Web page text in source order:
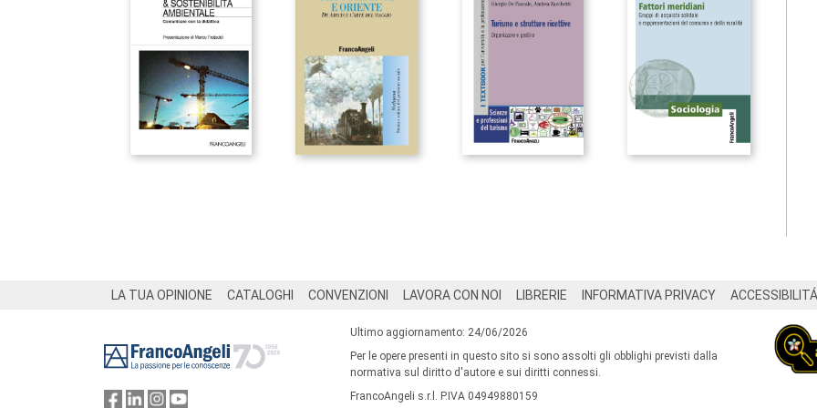
LA TUA OPINIONE CATALOGHI CONVENZIONI LAVORA CON NOI LIBRERIE INFORMATIVA PRIVACY ACCESSIBILITÁ
Ultimo aggiornamento: 24/06/2026
Per le opere presenti in questo sito si sono assolti gli obblighi previsti dalla
normativa sul diritto d'autore e sui diritti connessi.
FrancoAngeli s.r.l. P.IVA 04949880159